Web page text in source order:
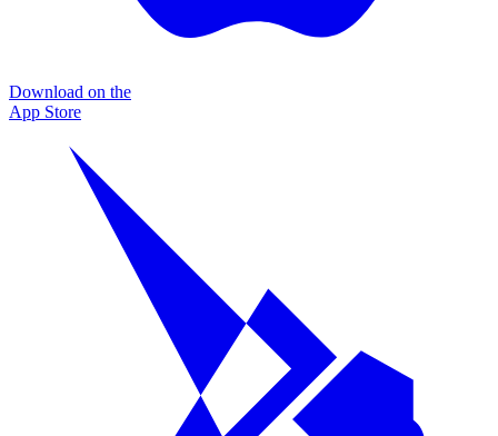
Download on the
App Store